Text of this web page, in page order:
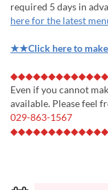
required 5 days in
here for the latest
★★Click here to
Even if you cannot
available. Please feel
029-863-1567